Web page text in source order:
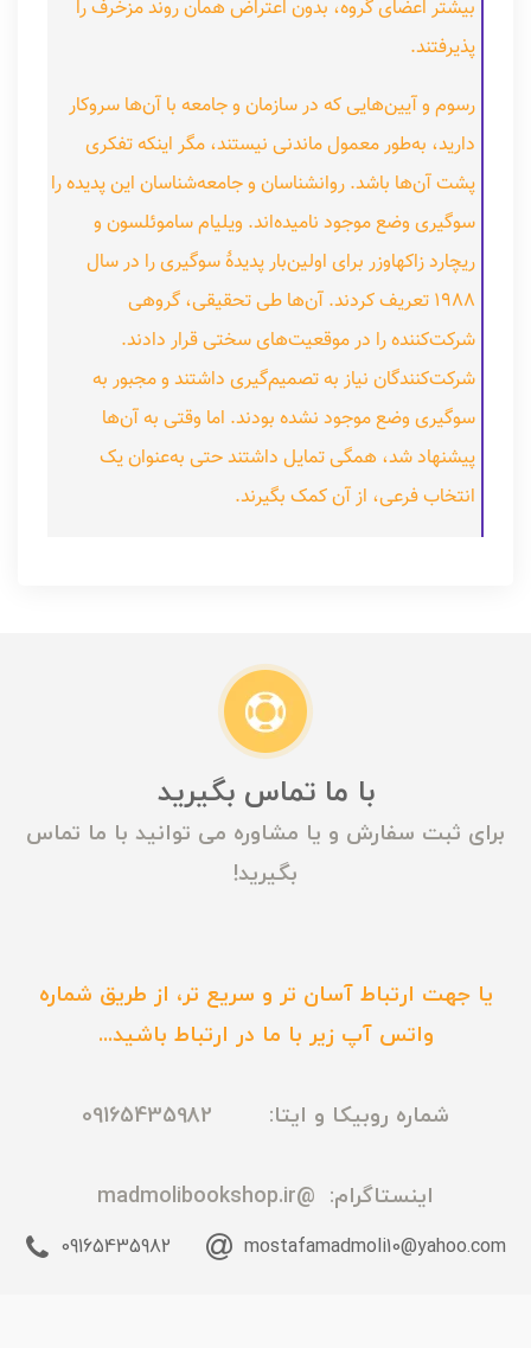
بیشتر اعضای گروه، بدون اعتراض همان روند مزخرف را
پذیرفتند.
رسوم و آیین‌هایی که در سازمان و جامعه با آن‌ها سروکار
دارید، به‌طور معمول ماندنی نیستند، مگر اینکه تفکری
پشت آن‌ها باشد. روانشناسان و جامعه‌شناسان این پدیده را
سوگیری وضع موجود نامیده‌اند. ویلیام ساموئلسون و
ریچارد زاکهاوزر برای اولین‌بار پدیدهٔ سوگیری را در سال
۱۹۸۸ تعریف کردند. آن‌ها طی تحقیقی، گروهی
شرکت‌کننده را در موقعیت‌های سختی قرار دادند.
شرکت‌کنندگان نیاز به تصمیم‌گیری داشتند و مجبور به
سوگیری وضع موجود نشده بودند. اما وقتی به آن‌ها
پیشنهاد شد، همگی تمایل داشتند حتی به‌عنوان یک
انتخاب فرعی، از آن کمک بگیرند.
با ما تماس بگیرید
برای ثبت سفارش و یا مشاوره می توانید با ما تماس
بگیرید!
یا جهت ارتباط آسان تر و سریع تر، از طریق شماره
واتس آپ زیر با ما در ارتباط باشید...
شماره روبیکا و ایتا: 09165435982
اینستاگرام: @madmolibookshop.ir
mostafamadmoli10@yahoo.com
09165435982